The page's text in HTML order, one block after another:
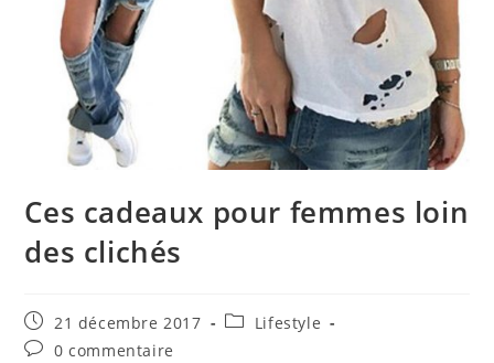
Ces cadeaux pour femmes loin
des clichés
Publication
publiée :
21 décembre 2017
PostLifestyle
Commentaires
0 commentaire